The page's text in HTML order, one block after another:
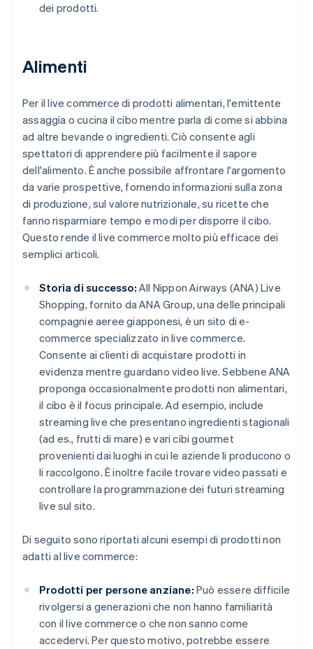
dei prodotti.
Alimenti
Per il live commerce di prodotti alimentari, l'emittente
assaggia o cucina il cibo mentre parla di come si abbina
ad altre bevande o ingredienti. Ciò consente agli
spettatori di apprendere più facilmente il sapore
dell'alimento. È anche possibile affrontare l'argomento
da varie prospettive, fornendo informazioni sulla zona
di produzione, sul valore nutrizionale, su ricette che
fanno risparmiare tempo e modi per disporre il cibo.
Questo rende il live commerce molto più efficace dei
semplici articoli.
Storia di successo: All Nippon Airways (ANA) Live
Shopping, fornito da ANA Group, una delle principali
compagnie aeree giapponesi, è un sito di e-
commerce specializzato in live commerce.
Consente ai clienti di acquistare prodotti in
evidenza mentre guardano video live. Sebbene ANA
proponga occasionalmente prodotti non alimentari,
il cibo è il focus principale. Ad esempio, include
streaming live che presentano ingredienti stagionali
(ad es., frutti di mare) e vari cibi gourmet
provenienti dai luoghi in cui le aziende li producono o
li raccolgono. È inoltre facile trovare video passati e
controllare la programmazione dei futuri streaming
live sul sito.
Di seguito sono riportati alcuni esempi di prodotti non
adatti al live commerce:
Prodotti per persone anziane: Può essere difficile
rivolgersi a generazioni che non hanno familiarità
con il live commerce o che non sanno come
accedervi. Per questo motivo, potrebbe essere